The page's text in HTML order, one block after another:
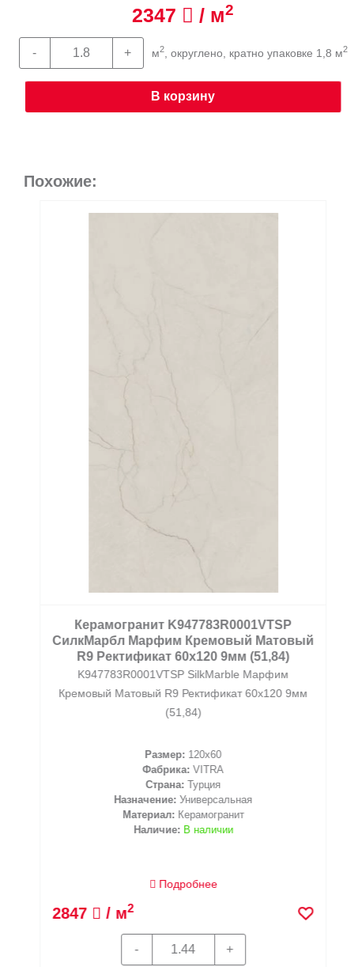
2347 / м2
м2, округлено, кратно упаковке 1,8 м2
В корзину
Похожие:
Керамогранит K947783R0001VTSP
СилкМарбл Марфим Кремовый Матовый
R9 Ректификат 60x120 9мм (51,84)
K947783R0001VTSP SilkMarble Марфим
Кремовый Матовый R9 Ректификат 60x120 9мм
(51,84)
Размер: 120x60
Фабрика: VITRA
Страна: Турция
Назначение: Универсальная
Материал: Керамогранит
Наличие: В наличии
Подробнее
2847 / м2